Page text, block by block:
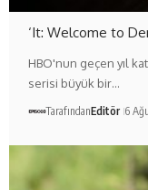
‘It: Welcome to
HBO'nun geçen yıl
serisi büyük bir…
TarafındanEditör 6